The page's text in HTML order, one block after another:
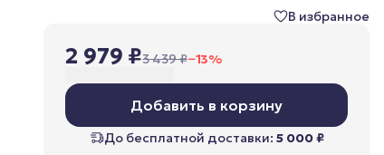
В избранное
2 979 ₽3 439 ₽−13%
Добавить в корзину
До бесплатной доставки: 5 000 ₽